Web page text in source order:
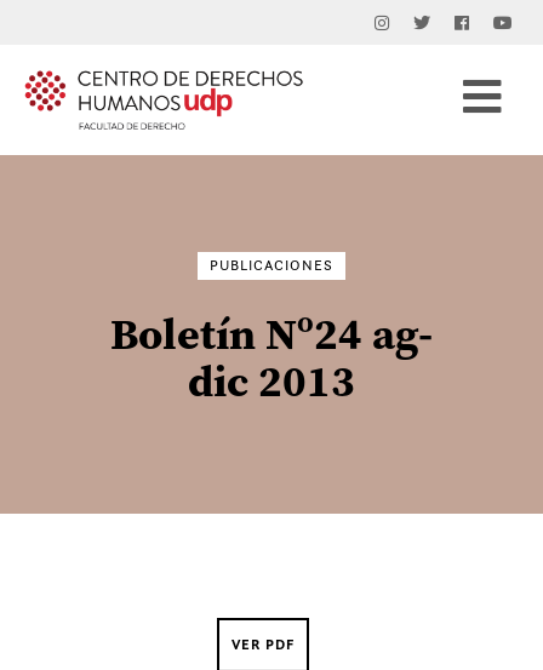
PUBLICACIONES
Boletín Nº24 ag-
dic 2013
VER PDF